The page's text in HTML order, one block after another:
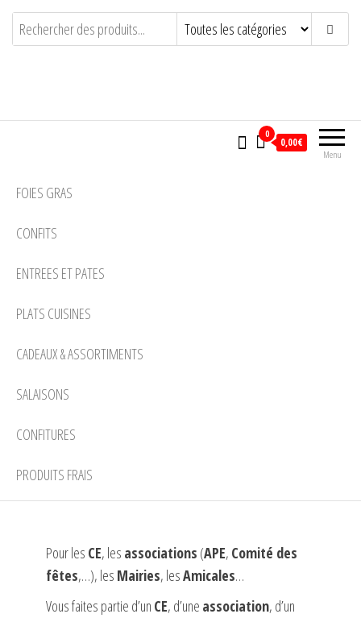
LA SOURBERE ARTISAN CONSERVEUR PASSIONNE
Menu
0
0,00€
FOIES GRAS
CONFITS
ENTREES ET PATES
PLATS CUISINES
CADEAUX & ASSORTIMENTS
SALAISONS
CONFITURES
PRODUITS FRAIS
Pour les CE, les associations (APE, Comité des
fêtes,…), les Mairies, lesAmicales…
Vous faites partie d’un CE, d’une association, d’un